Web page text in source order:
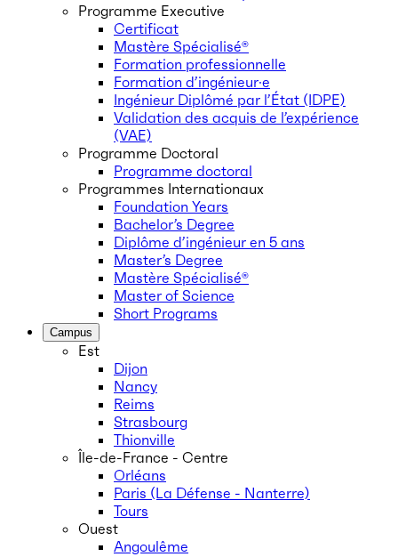
Programme Executive
Certificat
Mastère Spécialisé®
Formation professionnelle
Formation d’ingénieur·e
Ingénieur Diplômé par l’État (IDPE)
Validation des acquis de l’expérience
(VAE)
Programme Doctoral
Programme doctoral
Programmes Internationaux
Foundation Years
Bachelor’s Degree
Diplôme d’ingénieur en 5 ans
Master’s Degree
Mastère Spécialisé®
Master of Science
Short Programs
Campus
Est
Dijon
Nancy
Reims
Strasbourg
Thionville
Île-de-France - Centre
Orléans
Paris (La Défense - Nanterre)
Tours
Ouest
Angoulême